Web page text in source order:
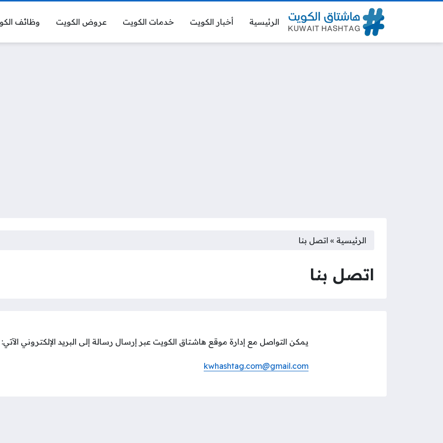
الرئيسية أخبار الكويت خدمات الكويت عروض الكويت وظائف
الرئيسية » اتصل بنا
اتصل بنا
يمكن التواصل مع إدارة موقع هاشتاق الكويت عبر إرسال رسالة إلى البريد الإلكتروني الآتي:
kwhashtag.com@gmail.com